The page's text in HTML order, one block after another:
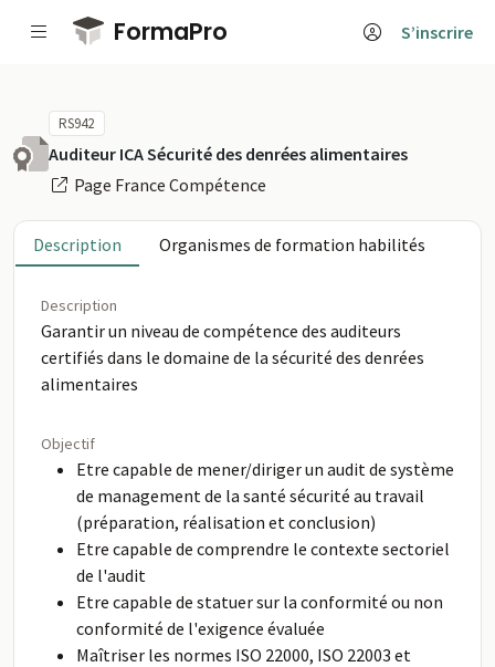
Passer au contenu principal
FormaPro S’inscrire
RS942
Auditeur ICA Sécurité des denrées alimentaires
Page France Compétence
Description Organismes de formation habilités
Description
Garantir un niveau de compétence des auditeurs
certifiés dans le domaine de la sécurité des denrées
alimentaires
Objectif
Etre capable de mener/diriger un audit de système
de management de la santé sécurité au travail
(préparation, réalisation et conclusion)
Etre capable de comprendre le contexte sectoriel
de l'audit
Etre capable de statuer sur la conformité ou non
conformité de l'exigence évaluée
Maîtriser les normes ISO 22000, ISO 22003 et